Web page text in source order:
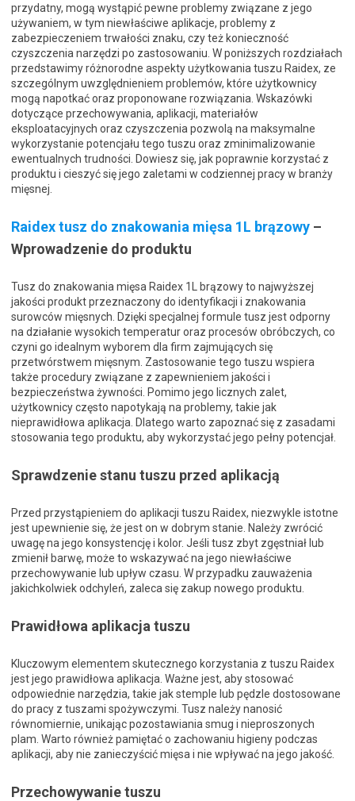
przydatny, mogą wystąpić pewne problemy związane z jego
używaniem, w tym niewłaściwe aplikacje, problemy z
zabezpieczeniem trwałości znaku, czy też konieczność
czyszczenia narzędzi po zastosowaniu. W poniższych rozdziałach
przedstawimy różnorodne aspekty użytkowania tuszu Raidex, ze
szczególnym uwzględnieniem problemów, które użytkownicy
mogą napotkać oraz proponowane rozwiązania. Wskazówki
dotyczące przechowywania, aplikacji, materiałów
eksploatacyjnych oraz czyszczenia pozwolą na maksymalne
wykorzystanie potencjału tego tuszu oraz zminimalizowanie
ewentualnych trudności. Dowiesz się, jak poprawnie korzystać z
produktu i cieszyć się jego zaletami w codziennej pracy w branży
mięsnej.
Raidex tusz do znakowania mięsa 1L brązowy –
Wprowadzenie do produktu
Tusz do znakowania mięsa Raidex 1L brązowy to najwyższej
jakości produkt przeznaczony do identyfikacji i znakowania
surowców mięsnych. Dzięki specjalnej formule tusz jest odporny
na działanie wysokich temperatur oraz procesów obróbczych, co
czyni go idealnym wyborem dla firm zajmujących się
przetwórstwem mięsnym. Zastosowanie tego tuszu wspiera
także procedury związane z zapewnieniem jakości i
bezpieczeństwa żywności. Pomimo jego licznych zalet,
użytkownicy często napotykają na problemy, takie jak
nieprawidłowa aplikacja. Dlatego warto zapoznać się z zasadami
stosowania tego produktu, aby wykorzystać jego pełny potencjał.
Sprawdzenie stanu tuszu przed aplikacją
Przed przystąpieniem do aplikacji tuszu Raidex, niezwykle istotne
jest upewnienie się, że jest on w dobrym stanie. Należy zwrócić
uwagę na jego konsystencję i kolor. Jeśli tusz zbyt zgęstniał lub
zmienił barwę, może to wskazywać na jego niewłaściwe
przechowywanie lub upływ czasu. W przypadku zauważenia
jakichkolwiek odchyleń, zaleca się zakup nowego produktu.
Prawidłowa aplikacja tuszu
Kluczowym elementem skutecznego korzystania z tuszu Raidex
jest jego prawidłowa aplikacja. Ważne jest, aby stosować
odpowiednie narzędzia, takie jak stemple lub pędzle dostosowane
do pracy z tuszami spożywczymi. Tusz należy nanosić
równomiernie, unikając pozostawiania smug i nieproszonych
plam. Warto również pamiętać o zachowaniu higieny podczas
aplikacji, aby nie zanieczyścić mięsa i nie wpływać na jego jakość.
Przechowywanie tuszu